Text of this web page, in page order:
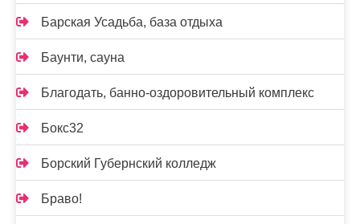
Барская Усадьба, база отдыха
Баунти, сауна
Благодать, банно-оздоровительный комплекс
Бокс32
Борский Губернский колледж
Браво!